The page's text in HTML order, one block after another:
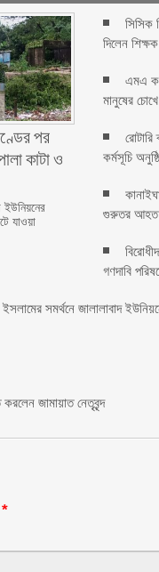
পর
কাটা ও
যাওয়া
সিসিক
দিলেন
এমএ
মানুষের
কর্মসূচি
গুরুতর
গণদাবি
ইসলামের সমর্থনে জালালাবাদ
জামায়াত নেতৃবৃন্দ
*